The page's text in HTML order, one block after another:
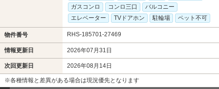
ガスコンロ
コンロ三口
バルコニー
エレベーター
TVドアホン 駐輪場 ペット不可
物件番号 RHS-185701-27469
情報更新日 2026年07月31日
次回更新日 2026年08月14日
※各種情報と差異がある場合は現況優先となります